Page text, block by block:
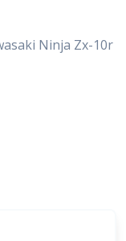
Ninja Zx-10r